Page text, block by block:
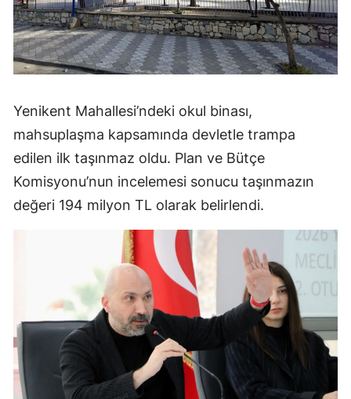
Yenikent Mahallesi’ndeki okul binası,
mahsuplaşma kapsamında devletle trampa
edilen ilk taşınmaz oldu. Plan ve Bütçe
Komisyonu’nun incelemesi sonucu taşınmazın
değeri 194 milyon TL olarak belirlendi.